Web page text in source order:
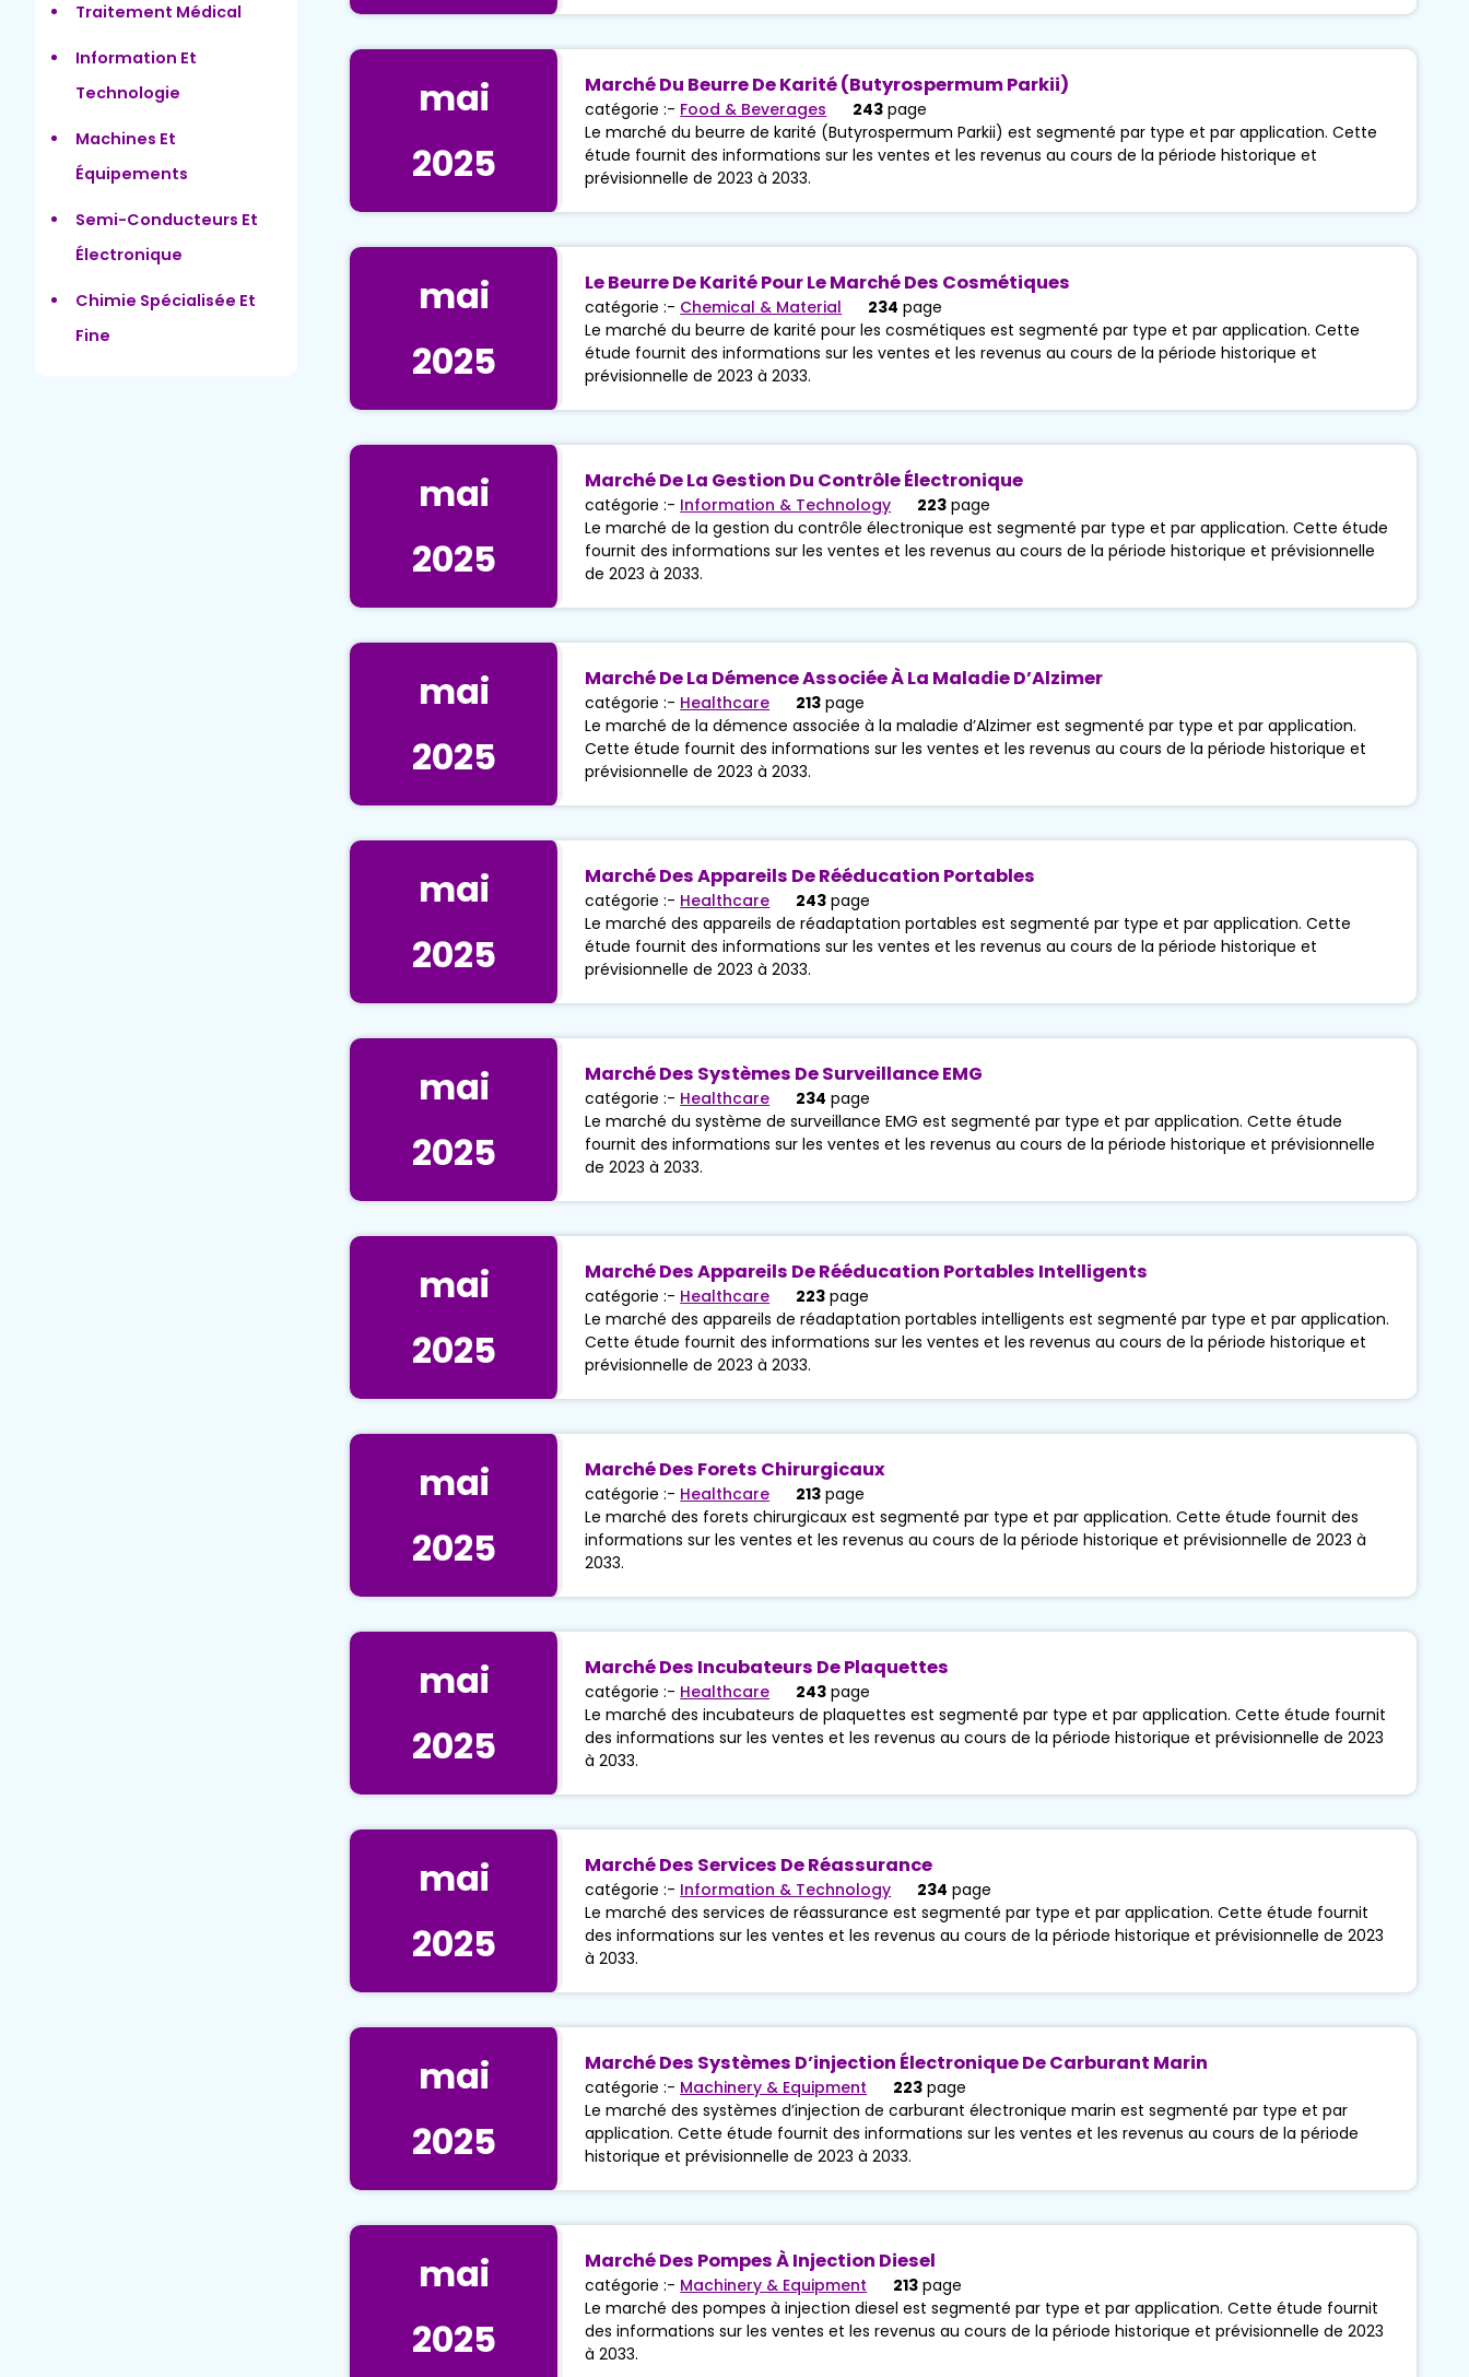
Traitement Médical
Information Et
Technologie
Machines Et
Équipements
Semi-Conducteurs Et
Électronique
Chimie Spécialisée Et
Fine
mai
2025
Marché Du Beurre De Karité (Butyrospermum Parkii)
catégorie :- Food & Beverages 243 page
Le marché du beurre de karité (Butyrospermum Parkii) est segmenté par type et par application. Cette
étude fournit des informations sur les ventes et les revenus au cours de la période historique et
prévisionnelle de 2023 à 2033.
mai
2025
Le Beurre De Karité Pour Le Marché Des Cosmétiques
catégorie :- Chemical & Material 234 page
Le marché du beurre de karité pour les cosmétiques est segmenté par type et par application. Cette
étude fournit des informations sur les ventes et les revenus au cours de la période historique et
prévisionnelle de 2023 à 2033.
mai
2025
Marché De La Gestion Du Contrôle Électronique
catégorie :- Information & Technology 223 page
Le marché de la gestion du contrôle électronique est segmenté par type et par application. Cette étude
fournit des informations sur les ventes et les revenus au cours de la période historique et prévisionnelle
de 2023 à 2033.
mai
2025
Marché De La Démence Associée À La Maladie D’Alzimer
catégorie :- Healthcare 213 page
Le marché de la démence associée à la maladie d’Alzimer est segmenté par type et par application.
Cette étude fournit des informations sur les ventes et les revenus au cours de la période historique et
prévisionnelle de 2023 à 2033.
mai
2025
Marché Des Appareils De Rééducation Portables
catégorie :- Healthcare 243 page
Le marché des appareils de réadaptation portables est segmenté par type et par application. Cette
étude fournit des informations sur les ventes et les revenus au cours de la période historique et
prévisionnelle de 2023 à 2033.
mai
2025
Marché Des Systèmes De Surveillance EMG
catégorie :- Healthcare 234 page
Le marché du système de surveillance EMG est segmenté par type et par application. Cette étude
fournit des informations sur les ventes et les revenus au cours de la période historique et prévisionnelle
de 2023 à 2033.
mai
2025
Marché Des Appareils De Rééducation Portables Intelligents
catégorie :- Healthcare 223 page
Le marché des appareils de réadaptation portables intelligents est segmenté par type et par application.
Cette étude fournit des informations sur les ventes et les revenus au cours de la période historique et
prévisionnelle de 2023 à 2033.
mai
2025
Marché Des Forets Chirurgicaux
catégorie :- Healthcare 213 page
Le marché des forets chirurgicaux est segmenté par type et par application. Cette étude fournit des
informations sur les ventes et les revenus au cours de la période historique et prévisionnelle de 2023 à
2033.
mai
2025
Marché Des Incubateurs De Plaquettes
catégorie :- Healthcare 243 page
Le marché des incubateurs de plaquettes est segmenté par type et par application. Cette étude fournit
des informations sur les ventes et les revenus au cours de la période historique et prévisionnelle de 2023
à 2033.
mai
2025
Marché Des Services De Réassurance
catégorie :- Information & Technology 234 page
Le marché des services de réassurance est segmenté par type et par application. Cette étude fournit
des informations sur les ventes et les revenus au cours de la période historique et prévisionnelle de 2023
à 2033.
mai
2025
Marché Des Systèmes D’injection Électronique De Carburant Marin
catégorie :- Machinery & Equipment 223 page
Le marché des systèmes d’injection de carburant électronique marin est segmenté par type et par
application. Cette étude fournit des informations sur les ventes et les revenus au cours de la période
historique et prévisionnelle de 2023 à 2033.
mai
2025
Marché Des Pompes À Injection Diesel
catégorie :- Machinery & Equipment 213 page
Le marché des pompes à injection diesel est segmenté par type et par application. Cette étude fournit
des informations sur les ventes et les revenus au cours de la période historique et prévisionnelle de 2023
à 2033.